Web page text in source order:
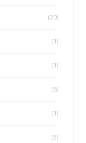
(20)
(1)
(1)
(6)
(1)
(5)